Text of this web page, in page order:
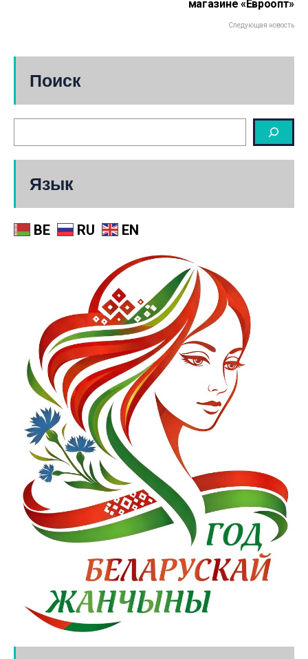
магазине «Евроопт»
Следующая новость
Поиск
Язык
BE RU EN